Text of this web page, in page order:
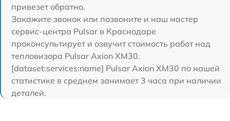
привезет обратно.
Закажите звонок или позвоните и наш мастер
сервис-центра Pulsar в Краснодаре
проконсультирует и озвучит стоимость работ над
тепловизора Pulsar Axion XM30.
[dataset:services:name] Pulsar Axion XM30 по нашей
статистике в среднем занимает 3 часа при наличии
деталей.